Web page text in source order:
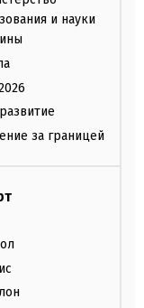
и науки
за границей